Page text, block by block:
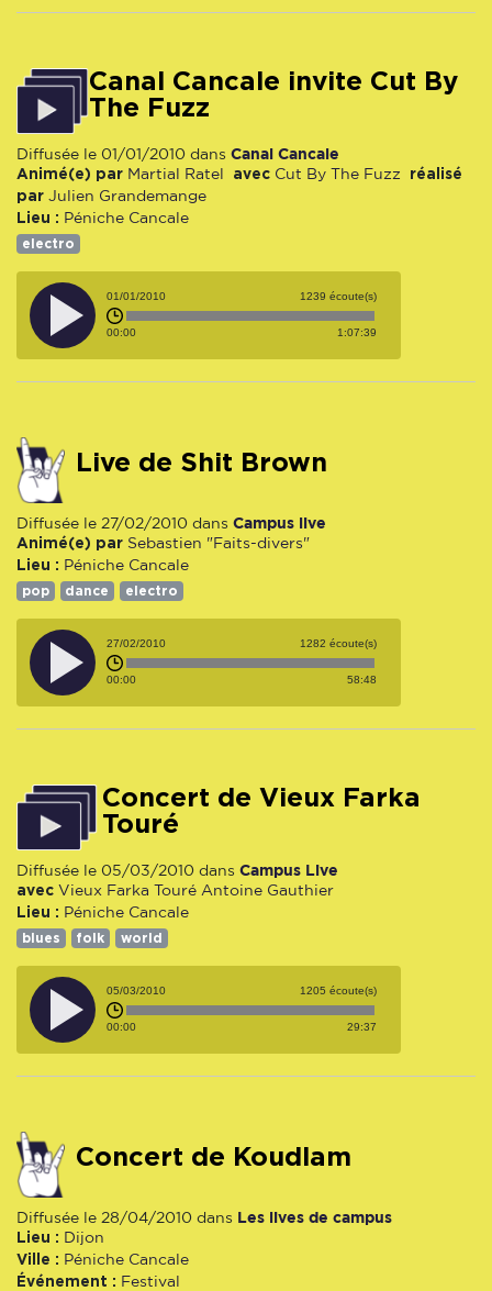
Canal Cancale invite Cut By
The Fuzz
Diffusée le 01/01/2010 dans Canal Cancale
Animé(e) par Martial Ratel avec Cut By The Fuzz
réalisé
par Julien Grandemange
Lieu : Péniche Cancale
electro
01/01/2010 1239 écoute(s)
00:00 1:07:39
Live de Shit Brown
Diffusée le 27/02/2010 dans Campus live
Animé(e) par Sebastien "Faits-divers"
Lieu : Péniche Cancale
pop dance electro
27/02/2010 1282 écoute(s)
00:00 58:48
Concert de Vieux Farka
Touré
Diffusée le 05/03/2010 dans Campus Live
avec Vieux Farka Touré Antoine Gauthier
Lieu : Péniche Cancale
blues folk world
05/03/2010 1205 écoute(s)
00:00 29:37
concert de Koudlam
Diffusée le 28/04/2010 dans Les lives de campus
Lieu : Dijon
Ville : Péniche Cancale
Événement : Festival